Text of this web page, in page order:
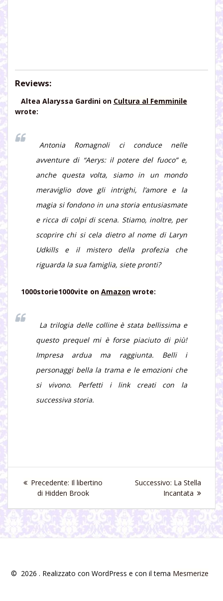
Reviews:
Altea Alaryssa Gardinion Cultura al Femminile
wrote:
Antonia Romagnoli ci conduce nelle
avventure di “Aerys: il potere del fuoco” e,
anche questa volta, siamo in un mondo
meraviglio dove gli intrighi, l’amore e la
magia si fondono in una storia entusiasmate
e ricca di colpi di scena. Stiamo, inoltre, per
scoprire chi si cela dietro al nome di Laryn
Udkills e il mistero della profezia che
riguarda la sua famiglia, siete pronti?
1000storie1000vite on Amazonwrote:
La trilogia delle colline è stata bellissima e
questo prequel mi è forse piaciuto di più!
Impresa ardua ma raggiunta. Belli i
personaggi bella la trama e le emozioni che
si vivono. Perfetti i link creati con la
successiva storia.
Navigazione
articoli
Precedente: Articolo
precedente:
Il libertino
di Hidden Brook
Successivo: Articolo
successivo:
La Stella
Incantata
© 2026 . Realizzato con WordPress e con il tema Mesmerize